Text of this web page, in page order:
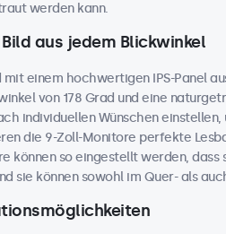
werden kann.
aus jedem Blickwinkel
mit einem hochwertigen IPS-Panel
von 178 Grad und eine
individuellen Wünschen
die 9-Zoll-Monitore perfekte
können so eingestellt werden,
sie können sowohl im Quer- als